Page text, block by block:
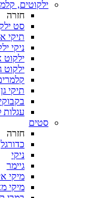
ילקוטים,
חזרה
סט
תיקי
ניקי
ילקוט
ילקוט
תיקי גן
עגלות
סטים
חזרה
כדורגל
ניקי
גיימר
מיקי
מיקי